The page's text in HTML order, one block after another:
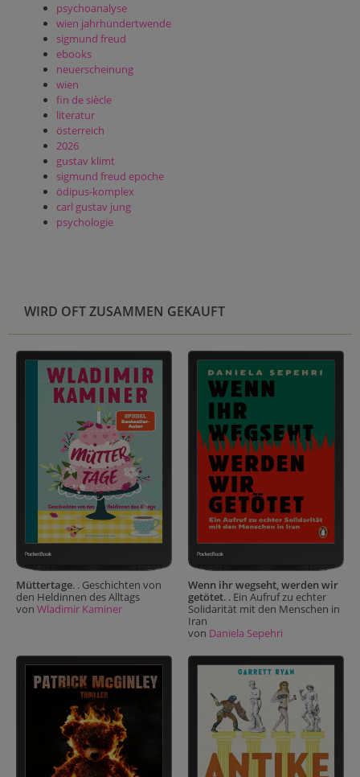
psychoanalyse
wien jahrhundertwende
sigmund freud
ebooks
neuerscheinung
wien
fin de siècle
literatur
österreich
2026
gustav klimt
sigmund freud epoche
ödipus-komplex
carl gustav jung
psychologie
WIRD OFT ZUSAMMEN GEKAUFT
Müttertage. . Geschichten von
den Heldinnen des Alltags
von Wladimir Kaminer
Wenn ihr wegseht, werden wir
getötet. . Ein Aufruf zu echter
Solidarität mit den Menschen in
Iran
von Daniela Sepehri